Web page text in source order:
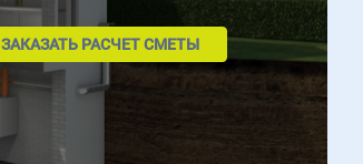
ЗАКАЗАТЬ РАСЧЕТ СМЕТЫ